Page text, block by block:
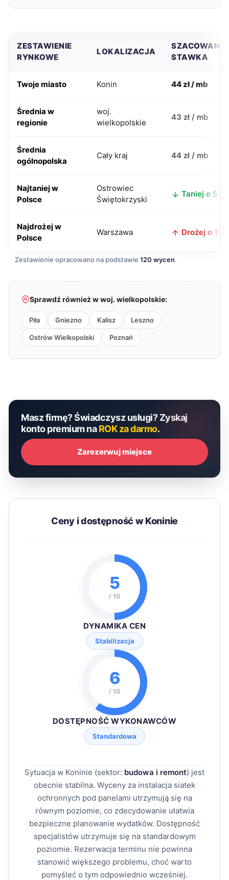
ZESTAWIENIE
RYNKOWE
LOKALIZACJA
SZACOWANA
STAWKA
Twoje miasto Konin 44 zł / mb
Średnia w
regionie
woj.
wielkopolskie
43 zł / mb
Średnia
ogólnopolska
Cały kraj 44 zł / mb
Najtaniej w
Polsce
Ostrowiec
Świętokrzyski
Taniej o 5 zł
Najdrożej w
Polsce
Warszawa Drożej o 11 zł
Zestawienie opracowano na podstawie 120 wycen.
Sprawdź również w woj. wielkopolskie:
Piła Gniezno Kalisz Leszno
Ostrów Wielkopolski Poznań
Masz firmę? Świadczysz usługi? Zyskaj
konto premium naROK za darmo.
Zarezerwuj miejsce
Ceny i dostępność w Koninie
5
/ 10
DYNAMIKA CEN
Stabilizacja
6
/ 10
DOSTĘPNOŚĆ WYKONAWCÓW
Standardowa
Sytuacja w Koninie (sektor: budowa i remont) jest
obecnie stabilna. Wyceny za instalacja siatek
ochronnych pod panelami utrzymują się na
równym poziomie, co zdecydowanie ułatwia
bezpieczne planowanie wydatków. Dostępność
specjalistów utrzymuje się na standardowym
poziomie. Rezerwacja terminu nie powinna
stanowić większego problemu, choć warto
pomyśleć o tym odpowiednio wcześniej.